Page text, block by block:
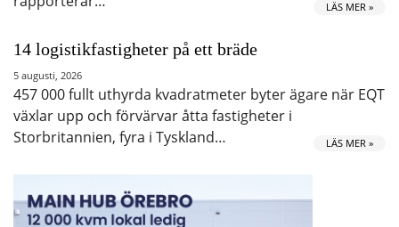
LÄS MER »
14 logistikfastigheter på ett bräde
5 augusti, 2026
457 000 fullt uthyrda kvadratmeter byter ägare när EQT
växlar upp och förvärvar åtta fastigheter i
Storbritannien, fyra i Tyskland…
LÄS MER »